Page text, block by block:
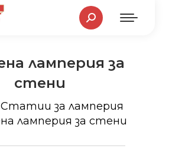
Search:
ламперия за
стени
Статии за ламперия
ламперия за стени